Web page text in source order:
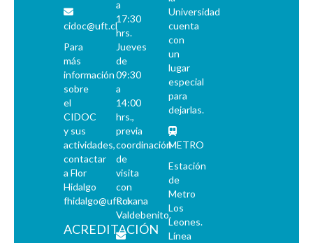
cidoc@uft.cl
Para
más
información
sobre
el
CIDOC
y sus
actividades,
contactar
a Flor
Hidalgo
fhidalgo@uft.cl
ACREDITACIÓN
a
17:30
hrs.
Jueves
de
09:30
a
14:00
hrs.,
previa
coordinación
de
visita
con
Roxana
Valdebenito.
Universidad
cuenta
con
un
lugar
especial
para
dejarlas.
METRO
Estación
de
Metro
Los
Leones.
Línea